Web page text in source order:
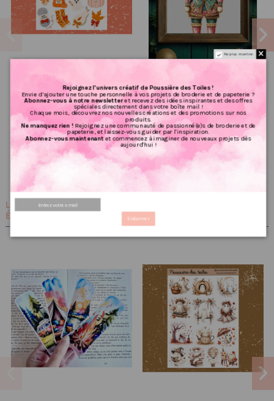
d’autocollants, Stickers
pour Bullet Journal
automne kawaïï
2,29 €
1.83 €
PRIX VIP👑
8,40 €
6.72 €
PRIX VIP👑
Ajouter au panier
LES CLIENTS QUI ONT ACHETÉ CE PRODUIT ONT
ÉGALEMENT ACHETÉ :
Ne plus montrer.
Rejoignez l’univers créatif de Poussière des Toiles !
Envie d’ajouter une touche personnelle à vos projets de broderie et de papeterie ?
Abonnez-vous à notre newsletteret recevez des idées inspirantes et des offres
spéciales directement dans votre boîte mail !
Chaque mois, découvrez nos nouvelles créations et des promotions sur nos
produits.
Ne manquez rien !Rejoignez une communauté de passionné(e)s de broderie et de
papeterie, et laissez-vous guider par l'inspiration.
Abonnez-vous maintenantet commencez à imaginer de nouveaux projets dès
aujourd'hui !
S'abonner